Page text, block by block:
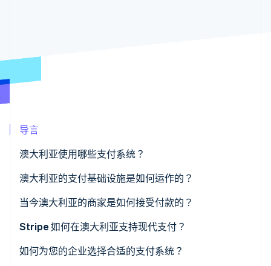
Stripe Sessions 2026
了解 Stripe 如何为 AI 构建经济基础设施。
立即观看
导言
澳大利亚使用哪些支付系统？
卡组织
澳大利亚支付网络 (AusPayNet)
新支付平台 (NPP)
BPAY
澳大利亚的支付基础设施是如何运作的？
当今澳大利亚的商家是如何接受付款的？
Stripe 如何在澳大利亚支持现代支付？
采用智能路径的银行卡支付
如何为您的企业选择合适的支付系统？